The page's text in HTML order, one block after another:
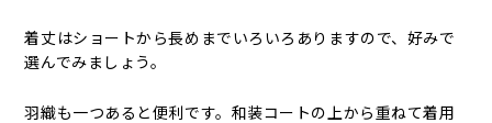
着丈はショートから長めまでいろいろありますので、好みで
選んでみましょう。
羽織も一つあると便利です。和装コートの上から重ねて着用